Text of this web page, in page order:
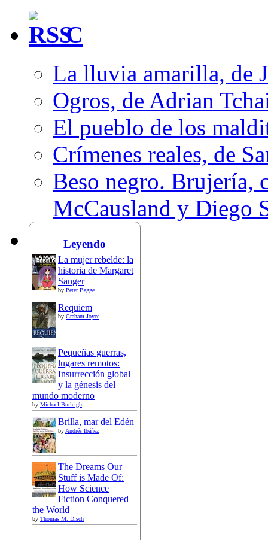
C
La lluvia amarilla, de
Ogros, de Adrian
El pueblo de los
Crímenes reales, de
Beso negro. Brujería,
McCausland y Diego
Leyendo
La mujer rebelde: la
historia de Margaret
Sanger
by Peter Bagge
Requiem
by Graham Joyce
Pequeñas guerras,
lugares remotos:
Insurrección global
y la génesis del
mundo moderno
by Michael Burleigh
Brilla, mar del Edén
by Andrés Ibáñez
The Dreams Our
Stuff is Made Of:
How Science
Fiction Conquered
the World
by Thomas M. Disch